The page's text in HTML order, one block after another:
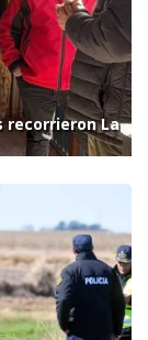
recorrieron La